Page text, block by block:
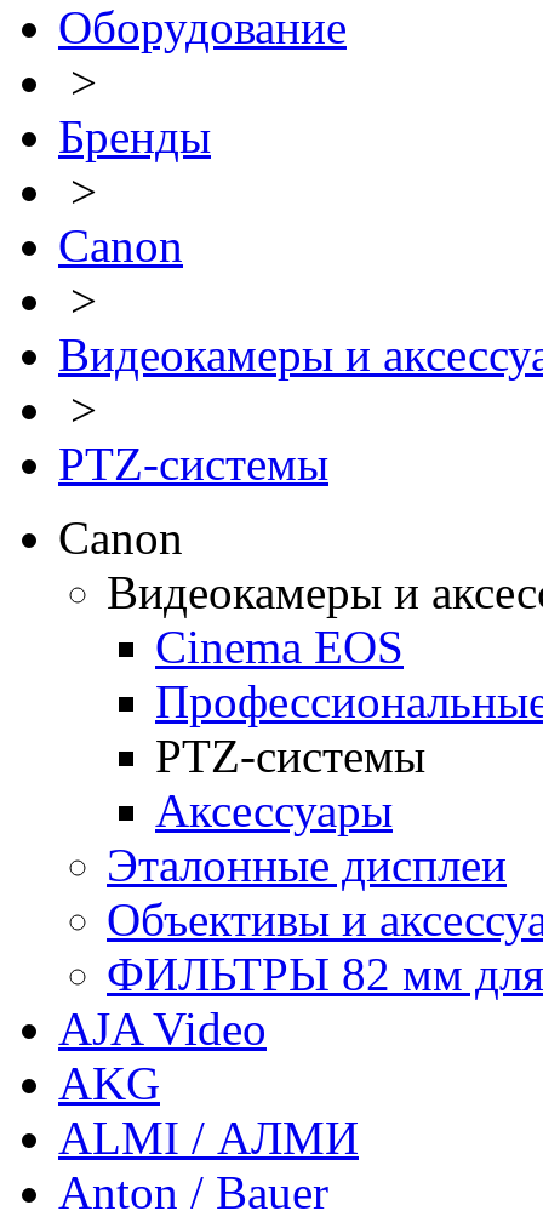
Оборудование
>
Бренды
>
Canon
>
Видеокамеры и
>
PTZ-системы
Canon
Видеокамеры и
Cinema EOS
PTZ-системы
Аксессуары
Эталонные дисплеи
Объективы и
ФИЛЬТРЫ 82 мм для
AJA Video
AKG
ALMI / АЛМИ
Anton / Bauer